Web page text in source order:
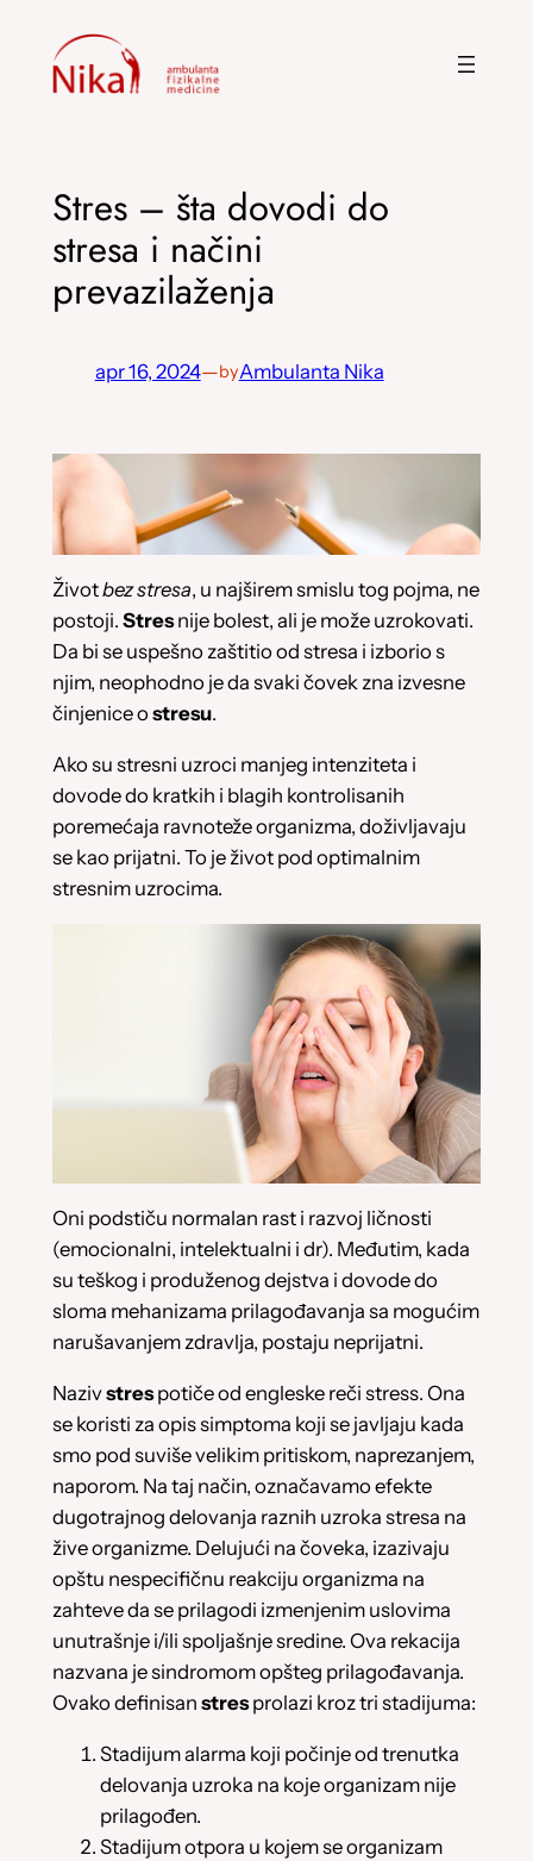
sadržaj
Stres – šta dovodi do
stresa i načini
prevazilaženja
apr 16, 2024—byAmbulanta Nika
Životbez stresa, u najširem smislu tog pojma, ne
postoji. Stresnije bolest, ali je može uzrokovati.
Da bi se uspešno zaštitio od stresa i izborio s
njim, neophodno je da svaki čovek zna izvesne
činjenice o stresu.
Ako su stresni uzroci manjeg intenziteta i
dovode do kratkih i blagih kontrolisanih
poremećaja ravnoteže organizma, doživljavaju
se kao prijatni. To je život pod optimalnim
stresnim uzrocima.
Oni podstiču normalan rast i razvoj ličnosti
(emocionalni, intelektualni i dr). Međutim, kada
su teškog i produženog dejstva i dovode do
sloma mehanizama prilagođavanja sa mogućim
narušavanjem zdravlja, postaju neprijatni.
Nazivstrespotiče od engleske reči stress. Ona
se koristi za opis simptoma koji se javljaju kada
smo pod suviše velikim pritiskom, naprezanjem,
naporom. Na taj način, označavamo efekte
dugotrajnog delovanja raznih uzroka stresa na
žive organizme. Delujući na čoveka, izazivaju
opštu nespecifičnu reakciju organizma na
zahteve da se prilagodi izmenjenim uslovima
unutrašnje i/ili spoljašnje sredine. Ova rekacija
nazvana je sindromom opšteg prilagođavanja.
Ovako definisan stresprolazi kroz tri stadijuma:
Stadijum alarma koji počinje od trenutka
delovanja uzroka na koje organizam nije
prilagođen.
Stadijum otpora u kojem se organizam